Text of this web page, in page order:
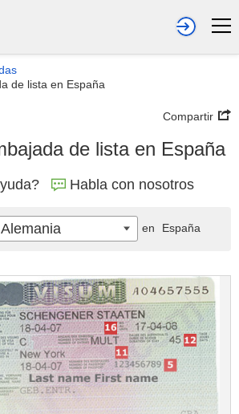
de lista en España
Compartir
de lista en España
Habla con nosotros
Alemania en España